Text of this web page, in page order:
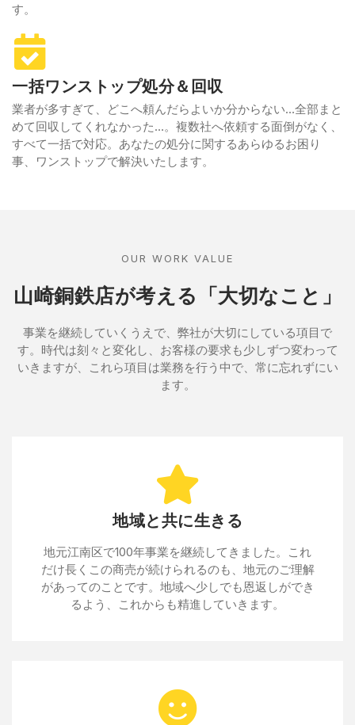
す。
一括ワンストップ処分＆回収
業者が多すぎて、どこへ頼んだらよいか分からない…全部まと
めて回収してくれなかった…。複数社へ依頼する面倒がなく、
すべて一括で対応。あなたの処分に関するあらゆるお困り
事、ワンストップで解決いたします。
OUR WORK VALUE
山崎銅鉄店が考える「大切なこと」
事業を継続していくうえで、弊社が大切にしている項目で
す。時代は刻々と変化し、お客様の要求も少しずつ変わって
いきますが、これら項目は業務を行う中で、常に忘れずにい
ます。
地域と共に生きる
地元江南区で100年事業を継続してきました。これ
だけ長くこの商売が続けられるのも、地元のご理解
があってのことです。地域へ少しでも恩返しができ
るよう、これからも精進していきます。